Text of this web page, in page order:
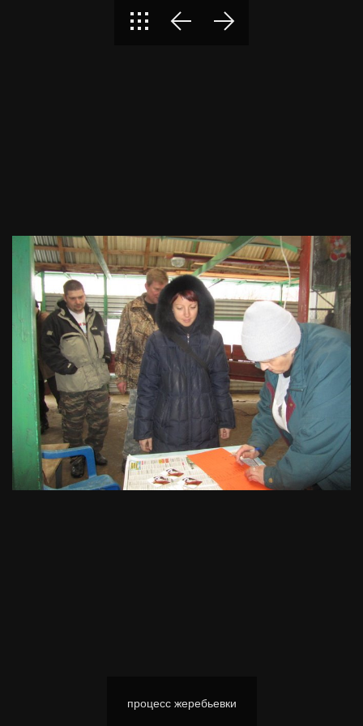
процесс жеребьевки